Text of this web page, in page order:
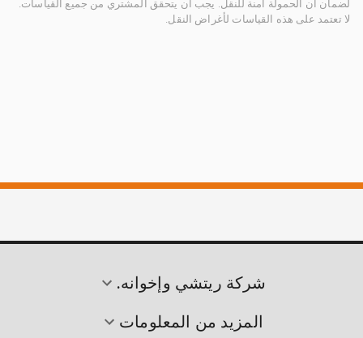
لضمان أن الحمولة آمنة للنقل. يجب أن يتحقق المشتري من جميع القياسات.
لا تعتمد على هذه القياسات لأغراض النقل.
شركة ريتشي وإخوانه.
المزيد من المعلومات